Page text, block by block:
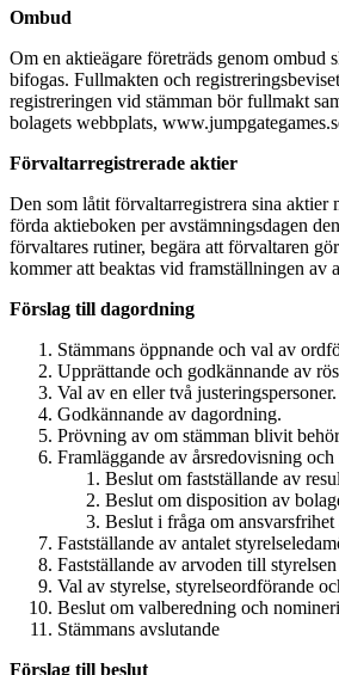
Ombud
Om en aktieägare företräds genom
bifogas. Fullmakten och
registreringen vid stämman bör fullmakt
bolagets webbplats,
Förvaltarregistrerade aktier
Den som låtit förvaltarregistrera sina aktier
förda aktieboken per avstämningsdagen
förvaltares rutiner, begära att förvaltaren
kommer att beaktas vid framställningen av
Förslag till dagordning
Stämmans öppnande och val av
Upprättande och godkännande av
Val av en eller två justeringspersoner.
Godkännande av dagordning.
Prövning av om stämman blivit
Framläggande av årsredovisning och
Beslut om fastställande av
Beslut om disposition av
Beslut i fråga om
Fastställande av antalet
Fastställande av arvoden till
Val av styrelse, styrelseordförande
Beslut om valberedning och
Stämmans avslutande
Förslag till beslut